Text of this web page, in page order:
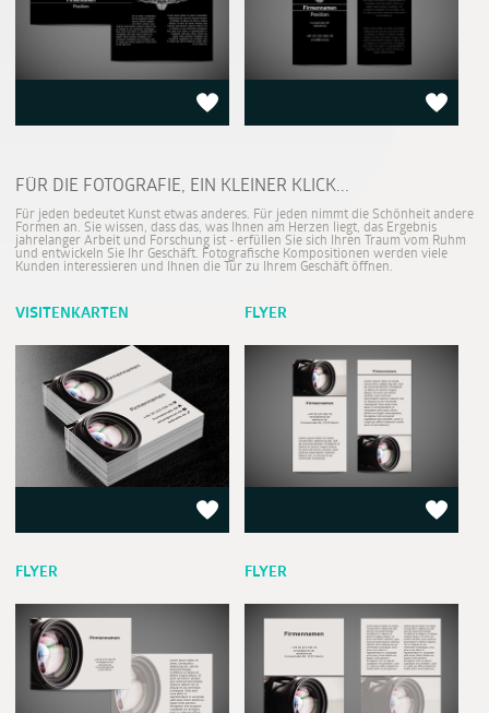
FÜR DIE FOTOGRAFIE, EIN KLEINER KLICK...
Für jeden bedeutet Kunst etwas anderes. Für jeden nimmt die Schönheit andere
Formen an. Sie wissen, dass das, was Ihnen am Herzen liegt, das Ergebnis
jahrelanger Arbeit und Forschung ist - erfüllen Sie sich Ihren Traum vom Ruhm
und entwickeln Sie Ihr Geschäft. Fotografische Kompositionen werden viele
Kunden interessieren und Ihnen die Tür zu Ihrem Geschäft öffnen.
VISITENKARTEN FLYER
FLYER FLYER